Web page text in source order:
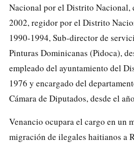
Nacional por el Distrito Nacional,
2002, regidor por el Distrito
1990-1994, Sub-director de
Pinturas Dominicanas (Pidoca),
empleado del ayuntamiento del
1976 y encargado del
Cámara de Diputados, desde el
Venancio ocupara el cargo en un
migración de ilegales haitianos a